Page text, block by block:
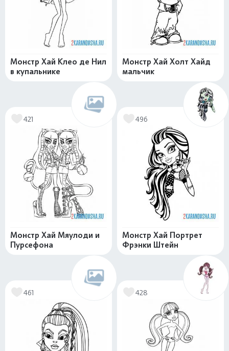
Монстр Хай Клео де Нил
в купальнике
Монстр Хай Холт Хайд
мальчик
421
Монстр Хай Мяулоди и
Пурсефона
496
Монстр Хай Портрет
Фрэнки Штейн
461 428